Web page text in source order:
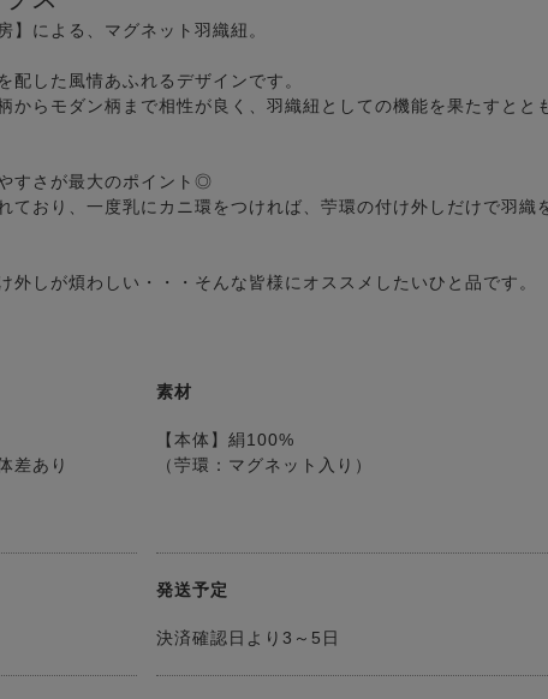
】による、マグネット羽織紐。
配した風情あふれるデザインです。
からモダン柄まで相性が良く、羽織紐としての機能を果たすとと
すさが最大のポイント◎
ており、一度乳にカニ環をつければ、苧環の付け外しだけで羽織
外しが煩わしい・・・そんな皆様にオススメしたいひと品です。
差あり
素材
【本体】絹100%
（苧環：マグネット入り）
発送予定
決済確認日より3～5日